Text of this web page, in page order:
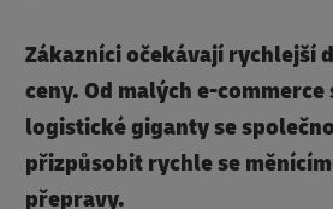
Zákazníci očekávají rychlejší
ceny. Od malých e-
logistické giganty se
přizpůsobit rychle se
přepravy.